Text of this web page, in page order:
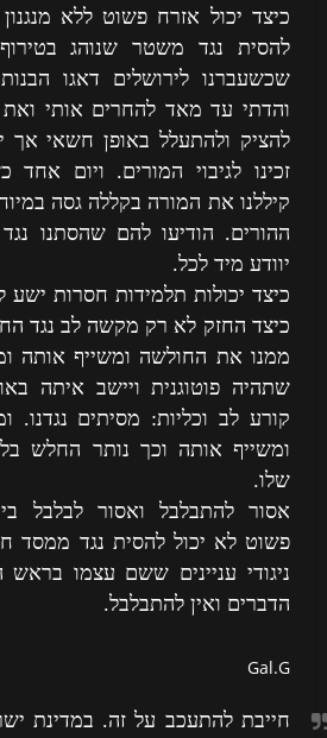
כיצד יכול אזרח פשוט ללא
להסית נגד משטר שנוהג
שכשעברנו לירושלים דאגו
והדתי עד מאד להחרים אותי ואת
להציק ולהתעלל באופן חשאי אך
זכינו לגיבוי המורים. ויום אחד
קיללנו את המורה בקללה גסה
ההורים. הודיעו להם שהסתנו
יוודע מיד לכל.
כיצד יכולות תלמידות חסרות ישע
כיצד החזק לא רק מקשה לב נגד
ממנו את החולשה ומשייף אותה
שתהיה פוטוגנית ויישב איתה
קורע לב וכליות: מסיתים נגדנו.
ומשייף אותה וכך נותר החלש
שלו.
אסור להתבלבל ואסור לבלבל
פשוט לא יכול להסית נגד ממסד
ניגודי עניינים ששם עצמו
הדברים ואין להתבלבל.
Gal.G
חייבת להתעכב על זה. במדינת